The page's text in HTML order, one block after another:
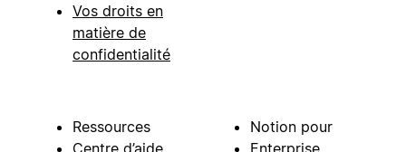
Vos droits en
matière de
confidentialité
Ressources
Notion pour